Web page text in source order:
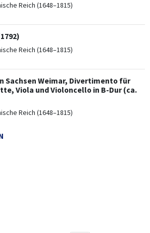
Reich (1648–1815)
Reich (1648–1815)
Sachsen Weimar, Divertimento für
Viola und Violoncello in B-Dur (ca.
Reich (1648–1815)